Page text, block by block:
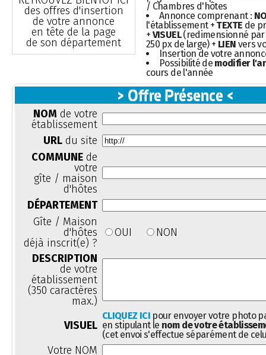
des offres d'insertion
de votre annonce
en tête de la page
de son département
/ Chambres d'hôtes
Annonce comprenant :
l'établissement +TEXTE de
+ VISUEL(redimensionné par
250 px de large) + LIEN vers
Insertion de votre
Possibilité de modifier
cours de l'année
> Offre Présence <
NOM de votre
établissement
URL du site
COMMUNE de
votre
gîte / maison
d'hôtes
DÉPARTEMENT
Gîte / Maison
d'hôtes
déjà inscrit(e) ?
OUI
NON
DESCRIPTION
de votre
établissement
(350 caractères
max.)
VISUEL
CLIQUEZ ICIpour envoyer votre photo
en stipulant le nom de votre
(cet envoi s'effectue séparément de
Votre NOM